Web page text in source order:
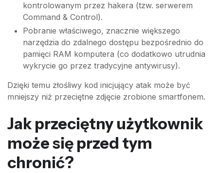
kontrolowanym przez hakera (tzw. serwerem
Command & Control).
Pobranie właściwego, znacznie większego
narzędzia do zdalnego dostępu bezpośrednio do
pamięci RAM komputera (co dodatkowo utrudnia
wykrycie go przez tradycyjne antywirusy).
Dzięki temu złośliwy kod inicjujący atak może być
mniejszy niż przeciętne zdjęcie zrobione smartfonem.
Jak przeciętny użytkownik
może się przed tym
chronić?